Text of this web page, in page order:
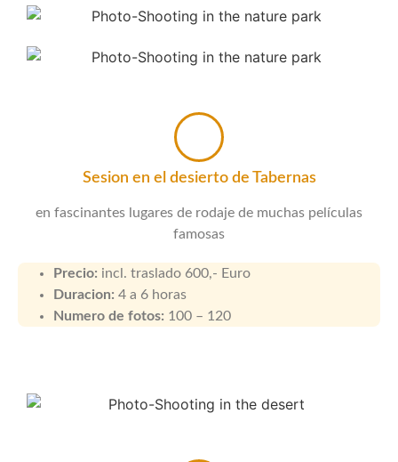
Sesion en el desierto de Tabernas
en fascinantes lugares de rodaje de muchas películas
famosas
Precio: incl. traslado 600,- Euro
Duracion: 4 a 6 horas
Numero de fotos: 100 – 120